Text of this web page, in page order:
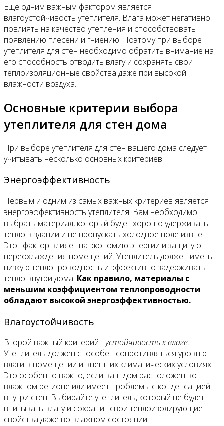
Еще одним важным фактором является
влагоустойчивость утеплителя. Влага может негативно
повлиять на качество утепления и способствовать
появлению плесени и гниению. Поэтому при выборе
утеплителя для стен необходимо обратить внимание на
его способность отводить влагу и сохранять свои
теплоизоляционные свойства даже при высокой
влажности воздуха.
Основные критерии выбора
утеплителя для стен дома
При выборе утеплителя для стен вашего дома следует
учитывать несколько основных критериев.
Энергоэффективность
Первым и одним из самых важных критериев является
энергоэффективность утеплителя. Вам необходимо
выбрать материал, который будет хорошо удерживать
тепло в здании и не пропускать холодное поле извне.
Этот фактор влияет на экономию энергии и защиту от
переохлаждения помещений. Утеплитель должен иметь
низкую теплопроводность и эффективно задерживать
тепло внутри дома. Как правило, материалы с
меньшим коэффициентом теплопроводности
обладают высокой энергоэффективностью.
Влагоустойчивость
Второй важный критерий -устойчивость к влаге.
Утеплитель должен способен сопротивляться уровню
влаги в помещении и внешних климатических условиях.
Это особенно важно, если ваш дом расположен во
влажном регионе или имеет проблемы с конденсацией
внутри стен. Выбирайте утеплитель, который не будет
впитывать влагу и сохранит свои теплоизолирующие
свойства даже во влажном состоянии.